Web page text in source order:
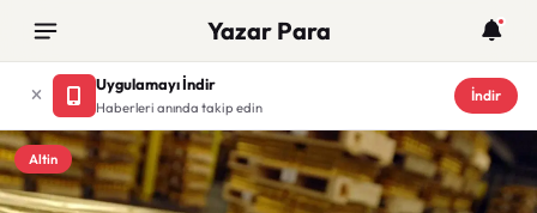
Yazar Para
Uygulamayı İndir
Haberleri anında takip edin
İndir
Altin